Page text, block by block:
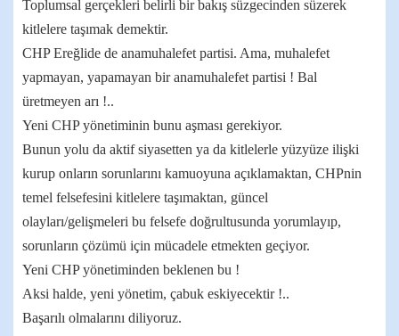
Toplumsal gerçekleri belirli bir bakış süzgecinden süzerek
kitlelere taşımak demektir.
CHP Ereğlide de anamuhalefet partisi. Ama, muhalefet
yapmayan, yapamayan bir anamuhalefet partisi ! Bal
üretmeyen arı !..
Yeni CHP yönetiminin bunu aşması gerekiyor.
Bunun yolu da aktif siyasetten ya da kitlelerle yüzyüze ilişki
kurup onların sorunlarını kamuoyuna açıklamaktan, CHPnin
temel felsefesini kitlelere taşımaktan, güncel
olayları/gelişmeleri bu felsefe doğrultusunda yorumlayıp,
sorunların çözümü için mücadele etmekten geçiyor.
Yeni CHP yönetiminden beklenen bu !
Aksi halde, yeni yönetim, çabuk eskiyecektir !..
Başarılı olmalarını diliyoruz.